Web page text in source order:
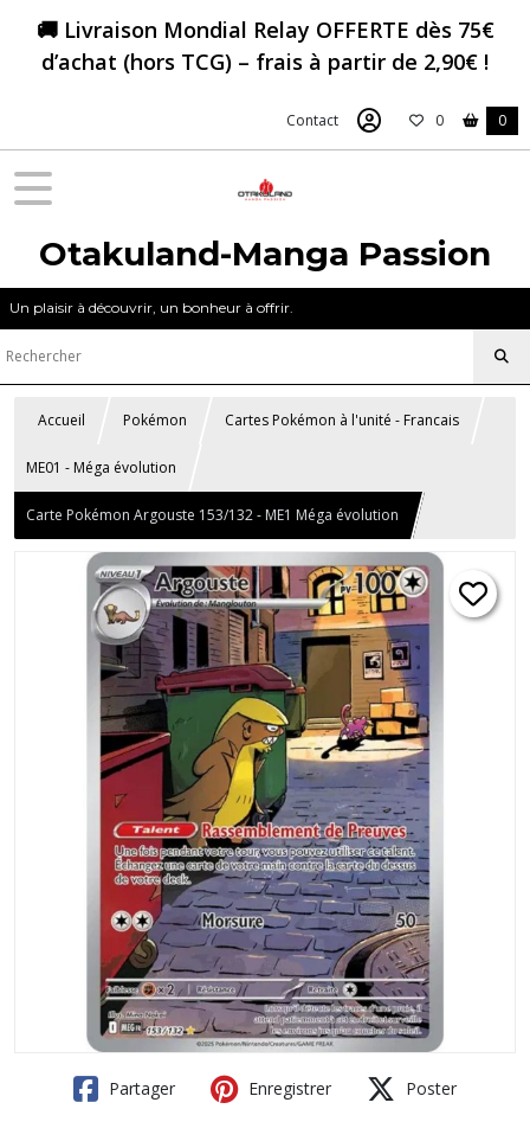
🚚 Livraison Mondial Relay OFFERTE dès 75€
d’achat (hors TCG) – frais à partir de 2,90€ !
Contact 0 0
Otakuland-Manga Passion
Un plaisir à découvrir, un bonheur à offrir.
Accueil Pokémon Cartes Pokémon à l'unité - Francais
ME01 - Méga évolution
Carte Pokémon Argouste 153/132 - ME1 Méga évolution
Partager Enregistrer Poster